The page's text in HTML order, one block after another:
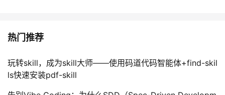
热门推荐
玩转skill，成为skill大师——使用码道代码智能体+find-skil
ls快速安装pdf-skill